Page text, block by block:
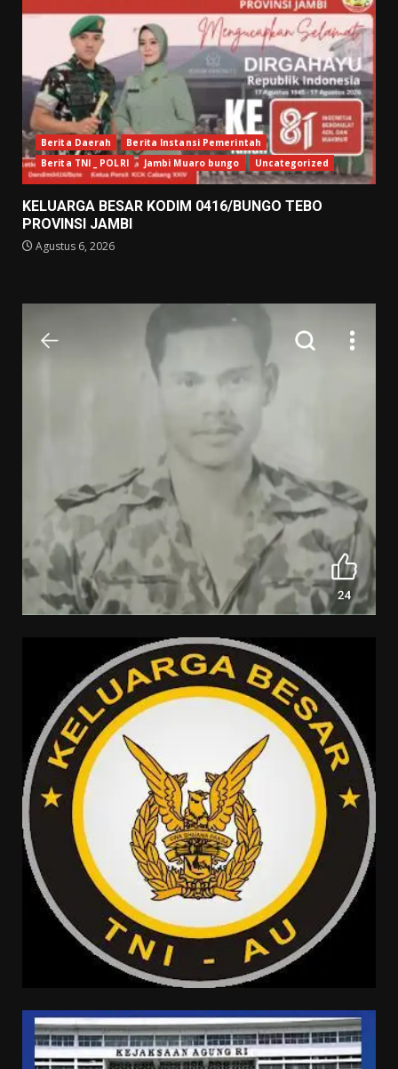
Berita Daerah
Berita Instansi Pemerintah
Berita TNI _ POLRI
Jambi Muaro bungo Uncategorized
KELUARGA BESAR KODIM 0416/BUNGO TEBO
PROVINSI JAMBI
Agustus 6, 2026